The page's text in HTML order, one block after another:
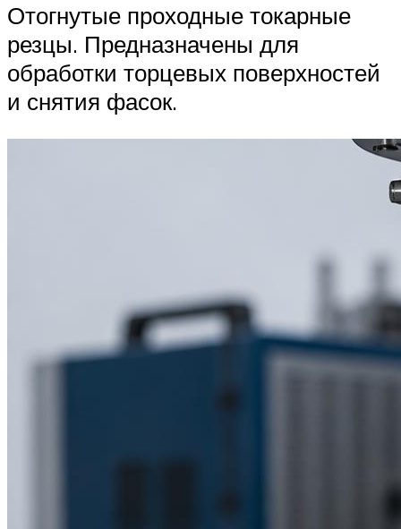
Отогнутые проходные токарные
резцы. Предназначены для
обработки торцевых поверхностей
и снятия фасок.